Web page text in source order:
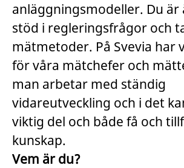
anläggningsmodeller. Du är
stöd i regleringsfrågor och
mätmetoder. På Svevia har
för våra mätchefer och
man arbetar med ständig
vidareutveckling och i det
viktig del och både få och
kunskap.
Vem är du?